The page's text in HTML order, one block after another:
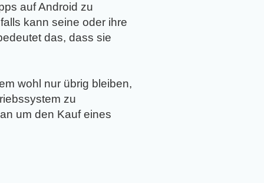
auf Android zu
kann seine oder ihre
das, dass sie
wohl nur übrig bleiben,
zu
um den Kauf eines